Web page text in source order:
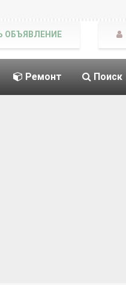
Ремонт Поиск
ОБЪЯВЛЕНИЕ